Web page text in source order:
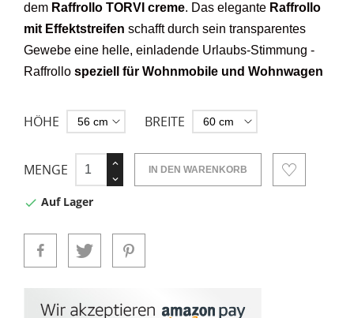
dem Raffrollo TORVI creme. Das elegante Raffrollo
mit Effektstreifen schafft durch sein transparentes
Gewebe eine helle, einladende Urlaubs-Stimmung -
Raffrollo speziell für Wohnmobile und Wohnwagen
HÖHE BREITE
MENGE IN DEN WARENKORB
 Auf Lager